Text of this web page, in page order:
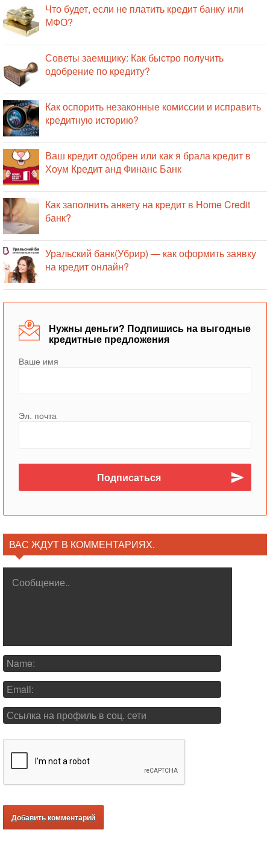
Что будет, если не платить кредит банку или
МФО?
Советы заемщику: Как быстро получить
одобрение по кредиту?
Как оспорить незаконные комиссии и исправить
кредитную историю?
Ваш кредит одобрен или как я брала кредит в
Хоум Кредит анд Финанс Банк
Как заполнить анкету на кредит в Home Credit
банк?
Уральский банк(Убрир) — как оформить заявку
на кредит онлайн?
Нужны деньги? Подпишись на выгодные
кредитные предложения
Ваше имя
Эл. почта
ВАС ЖДУТ В КОММЕНТАРИЯХ.